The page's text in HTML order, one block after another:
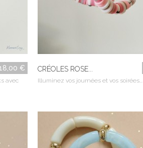
18,00 €
avec
CRÉOLES ROSE...
Illuminez vos journées et vos soirées...